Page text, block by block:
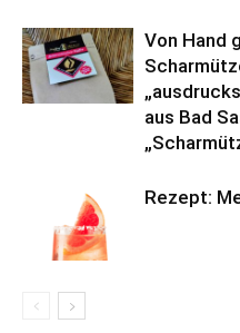
Von Hand
aus Bad
Rezept: